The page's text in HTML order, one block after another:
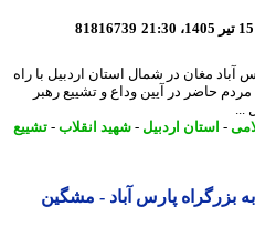
81816739
مغان در شمال استان اردبیل با راه
در آیین وداع و تشییع رهبر
استان اردبیل -شهید انقلاب-تشییع
به بزرگراه پارس آباد - مشگین